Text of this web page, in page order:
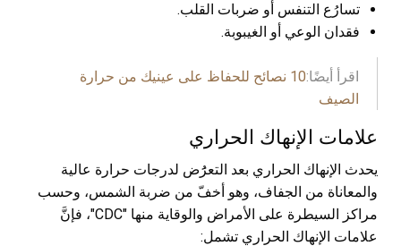
تسارُع التنفس أو ضربات القلب.
فقدان الوعي أو الغيبوبة.
اقرأ أيضًا:
10 نصائح للحفاظ على عينيك من حرارة
الصيف
علامات الإنهاك الحراري
يحدث الإنهاك الحراري بعد التعرَُض لدرجات حرارة عالية
والمعاناة من الجفاف، وهو أخفّ من ضربة الشمس، وحسب
مراكز السيطرة على الأمراض والوقاية منها "CDC"، فإنَّ
علامات الإنهاك الحراري تشمل: